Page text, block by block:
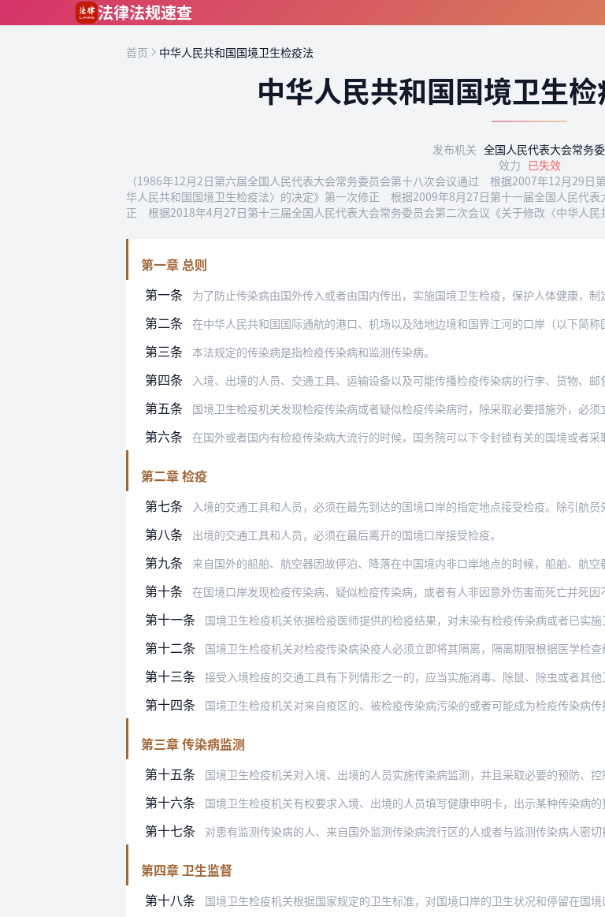
法律法规速查
首页 中华人民共和国国境卫生检疫法
中华人民共和国国境卫生检
发布机关 全国人民代表大会常务
效力 已失效
（1986年12月2日第六届全国人民代表大会常务委员会第十八次会议通过 根据2007年12月29日
华人民共和国国境卫生检疫法〉的决定》第一次修正 根据2009年8月27日第十一届全国人民代
正 根据2018年4月27日第十三届全国人民代表大会常务委员会第二次会议《关于修改〈中华人民
第一章 总则
第一条
为了防止传染病由国外传入或者由国内传出，实施国境卫生检疫，保护人体健康，制
第二条 在中华人民共和国国际通航的港口、机场以及陆地边境和国界江河的口岸（以下简称国境口岸），
第三条 本法规定的传染病是指检疫传染病和监测传染病。
第四条 入境、出境的人员、交通工具、运输设备以及可能传播检疫传染病的行李、货物、邮包等物品，都应当
第五条 国境卫生检疫机关发现检疫传染病或者疑似检疫传染病时，除采取必要措施外，必须立即通知当地卫生行
第六条 在国外或者国内有检疫传染病大流行的时候，国务院可以下令封锁有关的国境或者采
第二章 检疫
第七条
入境的交通工具和人员，必须在最先到达的国境口岸的指定地点接受检疫。除引航员外，未经国境卫生检
第八条 出境的交通工具和人员，必须在最后离开的国境口岸接受检疫。
第九条 来自国外的船舶、航空器因故停泊、降落在中国境内非口岸地点的时候，船舶、航空器的负责人应当立
第十条 在国境口岸发现检疫传染病、疑似检疫传染病，或者有人非因意外伤害而死亡并死因不明的，国境口岸有
第十一条 国境卫生检疫机关依据检疫医师提供的检疫结果，对未染有检疫传染病或者已实
第十二条 国境卫生检疫机关对检疫传染病染疫人必须立即将其隔离，隔离期限根据医学检查结果确定；对
第十三条 接受入境检疫的交通工具有下列情形之一的，应当实施消毒、除鼠、除虫或者其他
第十四条 国境卫生检疫机关对来自疫区的、被检疫传染病污染的或者可能成为检疫传染病传播媒介的行李、货
第三章 传染病监测
第十五条
国境卫生检疫机关对入境、出境的人员实施传染病监测，并且采取必要的预防、控
第十六条 国境卫生检疫机关有权要求入境、出境的人员填写健康申明卡，出示某种传染病
第十七条 对患有监测传染病的人、来自国外监测传染病流行区的人或者与监测传染病人密切接触的人，国境卫生
第四章 卫生监督
第十八条
国境卫生检疫机关根据国家规定的卫生标准，对国境口岸的卫生状况和停留在国